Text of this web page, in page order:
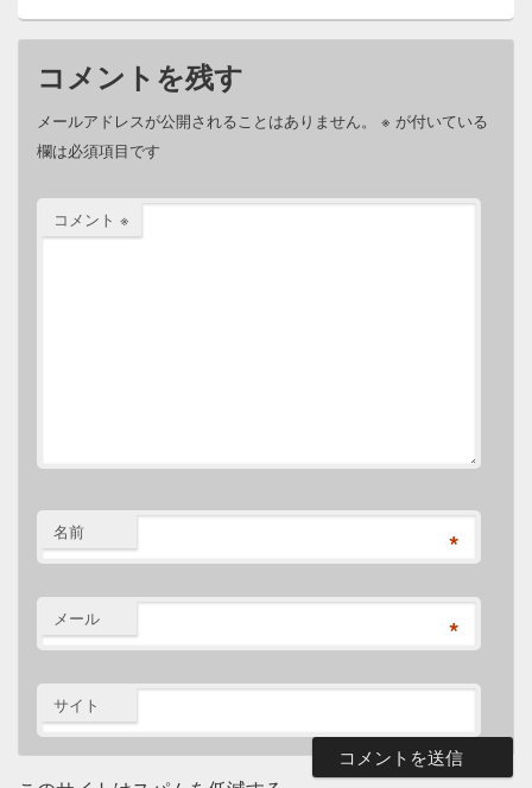
コメントを残す
メールアドレスが公開されることはありません。 ※ が付いている
欄は必須項目です
コメント ※
名前 *
メール *
サイト